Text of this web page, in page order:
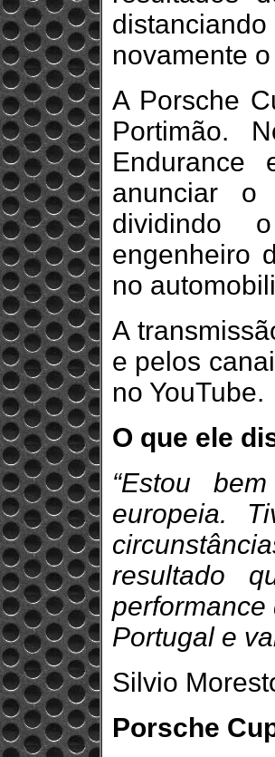
novamente
A Porsche
Portimão.
anunciar
dividindo
engenheiro
no
A
e pelos
no YouTube.
O que ele
“Estou
europeia.
resultado
performance
Portugal e
Silvio
Porsche